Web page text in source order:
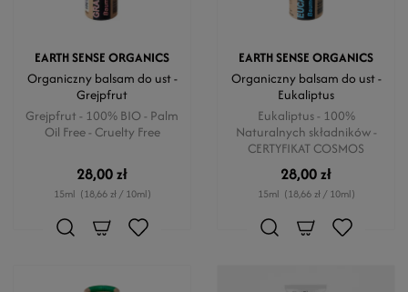
EARTH SENSE ORGANICS
Organiczny balsam do ust -
Grejpfrut
Grejpfrut - 100% BIO - Palm
Oil Free - Cruelty Free
28,00 zł
15ml (18,66 zł / 10ml)
EARTH SENSE ORGANICS
Organiczny balsam do ust -
Eukaliptus
Eukaliptus - 100%
Naturalnych składników -
CERTYFIKAT COSMOS
28,00 zł
15ml (18,66 zł / 10ml)